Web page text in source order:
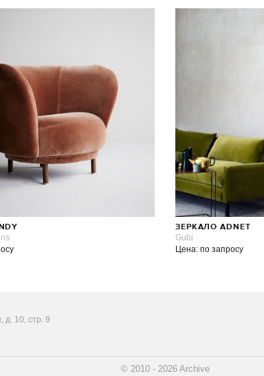
ЗЕРКАЛО ADNET
Gubi
Цена: по запросу
д. 10, стр. 9
© 2010 - 2026 Archive